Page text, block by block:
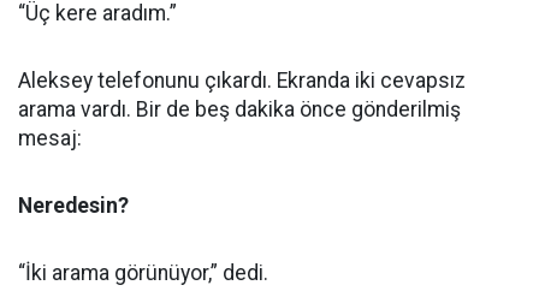
“Üç kere aradım.”
Aleksey telefonunu çıkardı. Ekranda iki cevapsız
arama vardı. Bir de beş dakika önce gönderilmiş
mesaj:
Neredesin?
“İki arama görünüyor,” dedi.